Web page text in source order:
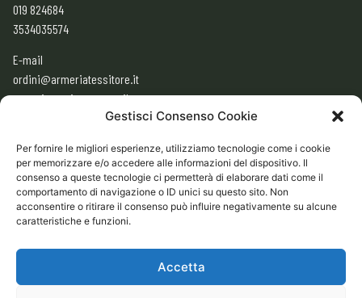
Gestisci Consenso Cookie
Per fornire le migliori esperienze, utilizziamo tecnologie come i cookie
per memorizzare e/o accedere alle informazioni del dispositivo. Il
consenso a queste tecnologie ci permetterà di elaborare dati come il
comportamento di navigazione o ID unici su questo sito. Non
acconsentire o ritirare il consenso può influire negativamente su alcune
caratteristiche e funzioni.
Accetta
019 824684
3534035574
E-mail
ordini@armeriatessitore.it
armeriatessitore@gmail.com
ORARI
9:00 – 12:30
15:30 – 19:30